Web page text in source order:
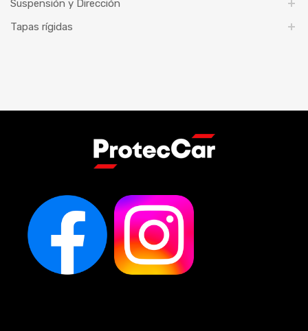
Suspensión y Dirección
Tapas rígidas